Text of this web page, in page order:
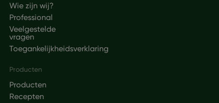
Wie zijn wij?
Professional
Veelgestelde
vragen
Toegankelijkheidsverklaring
Producten
Producten
Recepten